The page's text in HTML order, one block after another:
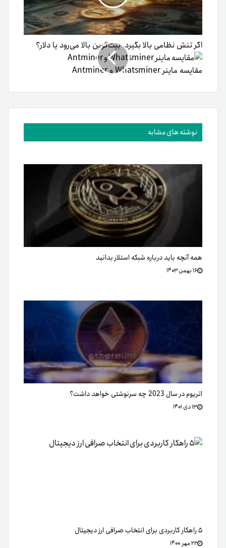
اگر تنش نظامی بالا بگیرد، بیت‌کوین بالا می‌رود یا دلار؟
مقایسه ماینر Whatsminer و Antminer
نوشته های مشابه
همه آنچه باید درباره شبکه استلار بدانید
۱۶ بهمن ۱۴۰۳
اتریوم در سال‌ 2023 چه سرنوشتی خواهد داشت؟
۱۳ دی ۱۴۰۱
۵ راهکار کاربردی برای انتخاب صرافی ارز دیجیتال
۲۲ مهر ۱۴۰۰